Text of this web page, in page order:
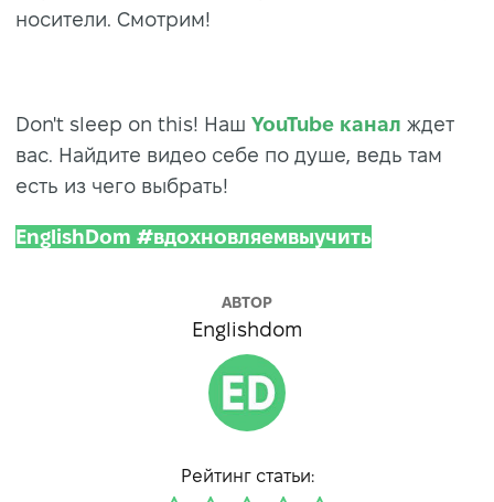
носители. Смотрим!
Don't sleep on this! Наш YouTube канал ждет
вас. Найдите видео себе по душе, ведь там
есть из чего выбрать!
EnglishDom #вдохновляемвыучить
АВТОР
Englishdom
Рейтинг статьи: